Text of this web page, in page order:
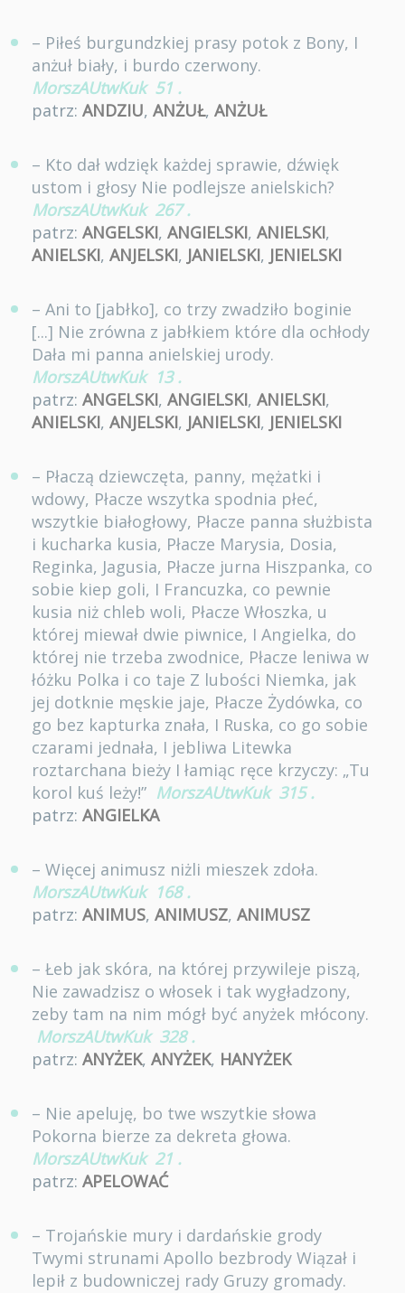
– Piłeś burgundzkiej prasy potok z Bony, I
anżuł biały, i burdo czerwony.
MorszAUtwKuk 51 .
patrz: ANDZIU, ANŻUŁ, ANŻUŁ
– Kto dał wdzięk każdej sprawie, dźwięk
ustom i głosy Nie podlejsze anielskich?
MorszAUtwKuk 267 .
patrz: ANGELSKI, ANGIELSKI, ANIELSKI,
ANIELSKI, ANJELSKI, JANIELSKI, JENIELSKI
– Ani to [jabłko], co trzy zwadziło boginie
[...] Nie zrówna z jabłkiem które dla ochłody
Dała mi panna anielskiej urody.
MorszAUtwKuk 13 .
patrz: ANGELSKI, ANGIELSKI, ANIELSKI,
ANIELSKI, ANJELSKI, JANIELSKI, JENIELSKI
– Płaczą dziewczęta, panny, mężatki i
wdowy, Płacze wszytka spodnia płeć,
wszytkie białogłowy, Płacze panna służbista
i kucharka kusia, Płacze Marysia, Dosia,
Reginka, Jagusia, Płacze jurna Hiszpanka, co
sobie kiep goli, I Francuzka, co pewnie
kusia niż chleb woli, Płacze Włoszka, u
której miewał dwie piwnice, I Angielka, do
której nie trzeba zwodnice, Płacze leniwa w
łóżku Polka i co taje Z lubości Niemka, jak
jej dotknie męskie jaje, Płacze Żydówka, co
go bez kapturka znała, I Ruska, co go sobie
czarami jednała, I jebliwa Litewka
roztarchana bieży I łamiąc ręce krzyczy: „Tu
korol kuś leży!” MorszAUtwKuk 315 .
patrz: ANGIELKA
– Więcej animusz niżli mieszek zdoła.
MorszAUtwKuk 168 .
patrz: ANIMUS, ANIMUSZ, ANIMUSZ
– Łeb jak skóra, na której przywileje piszą,
Nie zawadzisz o włosek i tak wygładzony,
zeby tam na nim mógł być anyżek młócony.
MorszAUtwKuk 328 .
patrz: ANYŻEK, ANYŻEK, HANYŻEK
– Nie apeluję, bo twe wszytkie słowa
Pokorna bierze za dekreta głowa.
MorszAUtwKuk 21 .
patrz: APELOWAĆ
– Trojańskie mury i dardańskie grody
Twymi strunami Apollo bezbrody Wiązał i
lepił z budowniczej rady Gruzy gromady.